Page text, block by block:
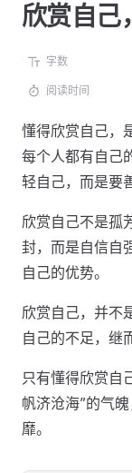
欣赏自己
字数
阅读时间
懂得欣赏自己，
每个人都有自己
轻自己，而是要
欣赏自己不是孤
封，而是自信自
自己的优势。
欣赏自己，并不
自己的不足，继
只有懂得欣赏自
帆济沧海”的气
靡。